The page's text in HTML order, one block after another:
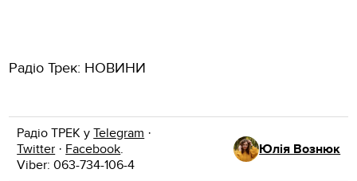
Радіо Трек: НОВИНИ
Радіо ТРЕК уTelegram ·
Twitter · Facebook.
Viber: 063-734-106-4
Юлія Вознюк